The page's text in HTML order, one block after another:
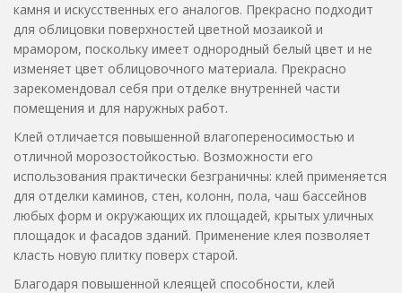
камня и искусственных его аналогов. Прекрасно подходит
для облицовки поверхностей цветной мозаикой и
мрамором, поскольку имеет однородный белый цвет и не
изменяет цвет облицовочного материала. Прекрасно
зарекомендовал себя при отделке внутренней части
помещения и для наружных работ.
Клей отличается повышенной влагопереносимостью и
отличной морозостойкостью. Возможности его
использования практически безграничны: клей применяется
для отделки каминов, стен, колонн, пола, чаш бассейнов
любых форм и окружающих их площадей, крытых уличных
площадок и фасадов зданий. Применение клея позволяет
класть новую плитку поверх старой.
Благодаря повышенной клеящей способности, клей